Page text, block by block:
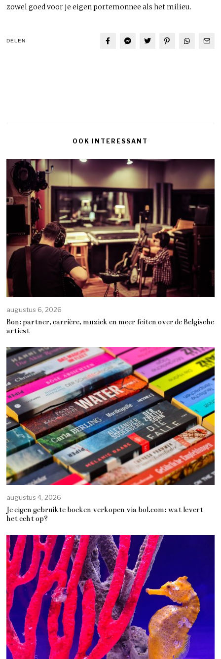
zowel goed voor je eigen portemonnee als het milieu.
DELEN
OOK INTERESSANT
augustus 6, 2026
Bon: partner, carrière, muziek en meer feiten over de Belgische
artiest
augustus 4, 2026
Je eigen gebruikte boeken verkopen via bol.com: wat levert
het echt op?